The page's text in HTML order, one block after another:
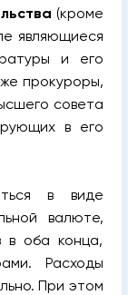
(кроме
являющиеся
и его
прокуроры,
совета
в его
в виде
валюте,
в оба конца,
Расходы
При этом